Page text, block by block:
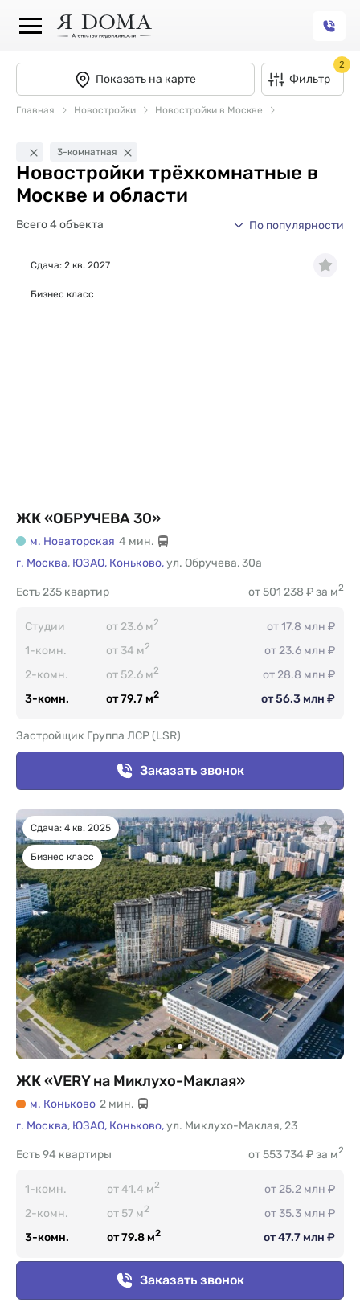
Показать на карте Фильтр
2
Главная Новостройки Новостройки в Москве
3-комнатная
Новостройки трёхкомнатные в
Москве и области
Всего 4 объекта По популярности
ЖК «ОБРУЧЕВА 30»
м. Новаторская 4 мин.
г. Москва, ЮЗАО, Коньково,ул. Обручева,30а
235 квартир
Есть от 501 238 ₽ за м2
Студии от 23.6 м2
от 17.8 млн ₽
1-комн.
от 34 м2
от 23.6 млн ₽
2-комн.
от 52.6 м2
от 28.8 млн ₽
3-комн.
от 79.7 м2 от 56.3 млн ₽
Застройщик Группа ЛСР (LSR)
Заказать звонок
Сдача: 2 кв. 2027
Бизнес класс
ЖК «VERY на Миклухо-Маклая»
м. Коньково 2 мин.
г. Москва, ЮЗАО, Коньково,ул. Миклухо-Маклая,23
94 квартиры
Есть от 553 734 ₽ за м2
1-комн. от 41.4 м2
от 25.2 млн ₽
2-комн.
от 57 м2
от 35.3 млн ₽
3-комн.
от 79.8 м2 от 47.7 млн ₽
Заказать звонок
Сдача: 4 кв. 2025
Бизнес класс